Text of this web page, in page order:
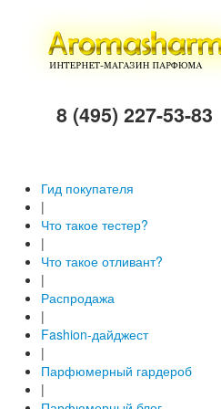
8 (495) 227-53-83
Гид покупателя
|
Что такое тестер?
|
Что такое отливант?
|
Распродажа
|
Fashion-дайджест
|
Парфюмерный гардероб
|